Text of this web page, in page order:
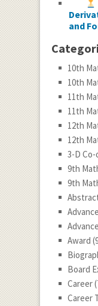
and
10th
10th
11th
11th
12th
12th
3-D
9th
9th
Award
Board
Career
Career